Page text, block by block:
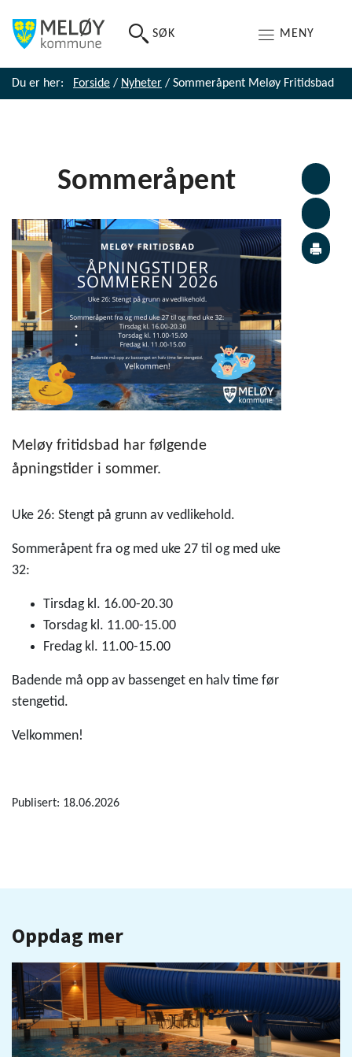
SØK MENY
Du er her: Forside / Nyheter / Sommeråpent Meløy Fritidsbad
Sommeråpent
Meløy fritidsbad har følgende
åpningstider i sommer.
Uke 26: Stengt på grunn av vedlikehold.
Sommeråpent fra og med uke 27 til og med uke
32:
Tirsdag kl. 16.00-20.30
Torsdag kl. 11.00-15.00
Fredag kl. 11.00-15.00
Badende må opp av bassenget en halv time før
stengetid.
Velkommen!
Publisert: 18.06.2026
Oppdag mer